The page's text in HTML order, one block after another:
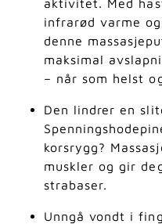
aktivitet. Med
infrarød varme
denne
maksimal
– når som helst
Den lindrer en
korsrygg?
muskler og gir
strabaser.
Unngå vondt i